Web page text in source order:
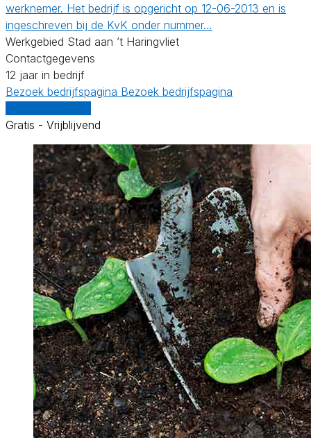
werknemer. Het bedrijf is opgericht op 12-06-2013 en is
ingeschreven bij de KvK onder nummer…
Werkgebied Stad aan ’t Haringvliet
Contactgegevens
12 jaar in bedrijf
Bezoek bedrijfspagina Bezoek bedrijfspagina
Gratis - Vrijblijvend